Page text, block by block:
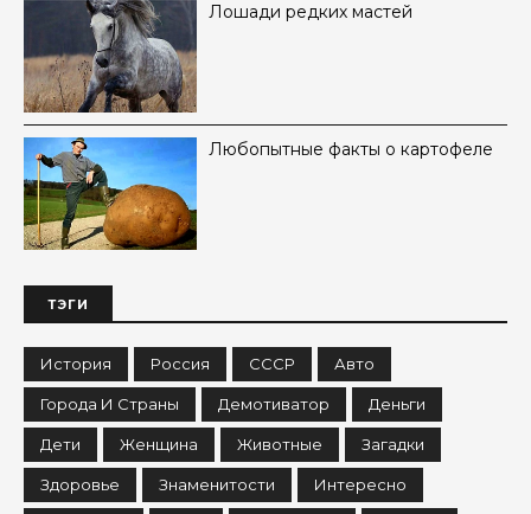
Лошади редких мастей
Любопытные факты о картофеле
ТЭГИ
История Россия СССР Авто
Города И Страны Демотиватор Деньги
Дети Женщина Животные Загадки
Здоровье Знаменитости Интересно